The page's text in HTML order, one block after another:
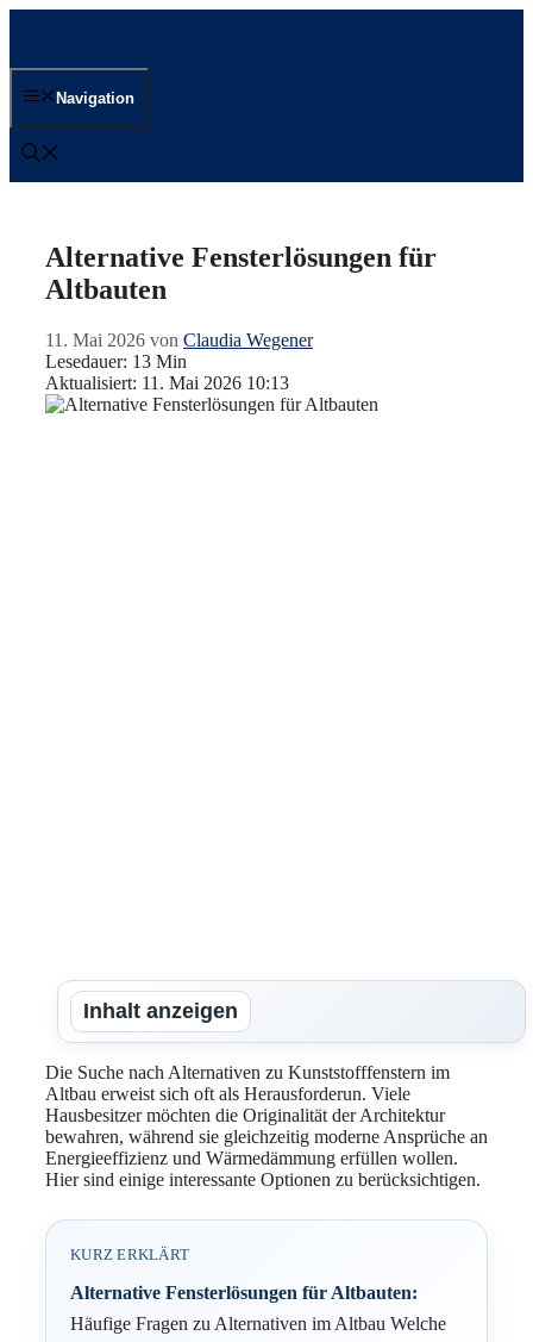
Navigation
Alternative Fensterlösungen für
Altbauten
11. Mai 2026 von Claudia Wegener
Lesedauer: 13 Min
Aktualisiert: 11. Mai 2026 10:13
Inhalt anzeigen
Die Suche nach Alternativen zu Kunststofffenstern im
Altbau erweist sich oft als Herausforderun. Viele
Hausbesitzer möchten die Originalität der Architektur
bewahren, während sie gleichzeitig moderne Ansprüche an
Energieeffizienz und Wärmedämmung erfüllen wollen.
Hier sind einige interessante Optionen zu berücksichtigen.
KURZ ERKLÄRT
Alternative Fensterlösungen für Altbauten:
Häufige Fragen zu Alternativen im Altbau Welche